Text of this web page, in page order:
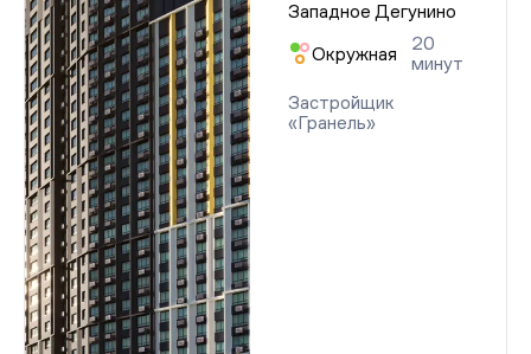
Западное Дегунино
Окружная
20
минут
Застройщик
«Гранель»